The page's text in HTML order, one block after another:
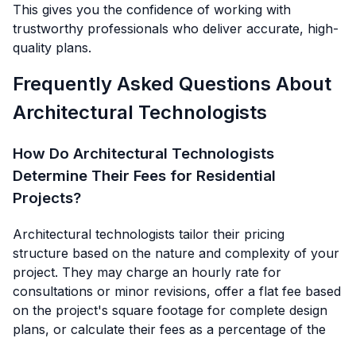
This gives you the confidence of working with
trustworthy professionals who deliver accurate, high-
quality plans.
Frequently Asked Questions About
Architectural Technologists
How Do Architectural Technologists
Determine Their Fees for Residential
Projects?
Architectural technologists tailor their pricing
structure based on the nature and complexity of your
project. They may charge an hourly rate for
consultations or minor revisions, offer a flat fee based
on the project's square footage for complete design
plans, or calculate their fees as a percentage of the